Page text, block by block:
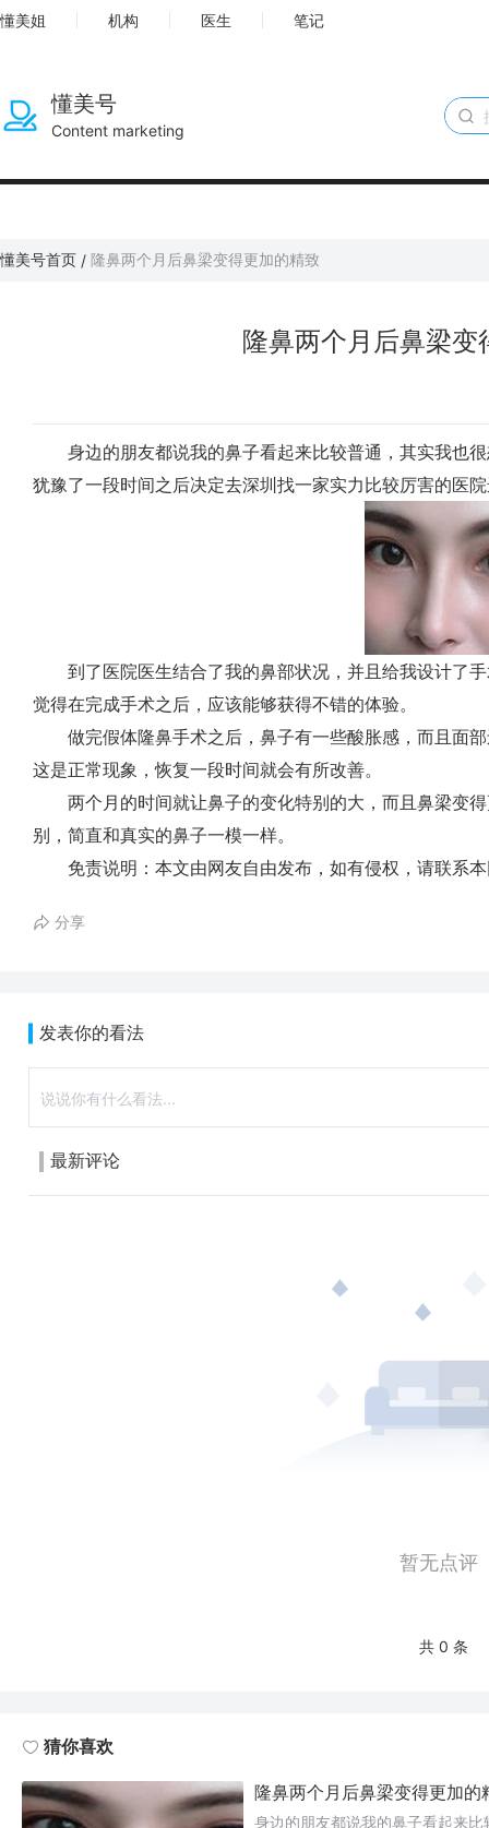
懂美姐 机构 医生 笔记
懂美号
Content marketing
懂美号首页 / 隆鼻两个月后鼻梁变得更加的精致
隆鼻两个月后鼻梁变
身边的朋友都说我的鼻子看起来比较普通，其实我也很
犹豫了一段时间之后决定去深圳找一家实力比较厉害的医
到了医院医生结合了我的鼻部状况，并且给我设计了手
觉得在完成手术之后，应该能够获得不错的体验。
做完假体隆鼻手术之后，鼻子有一些酸胀感，而且面部
这是正常现象，恢复一段时间就会有所改善。
两个月的时间就让鼻子的变化特别的大，而且鼻梁变得
别，简直和真实的鼻子一模一样。
免责说明：本文由网友自由发布，如有侵权，请联系本
分享
发表你的看法
最新评论
暂无点评
共 0 条
猜你喜欢
隆鼻两个月后鼻梁变得更加的
身边的朋友都说我的鼻子看起来